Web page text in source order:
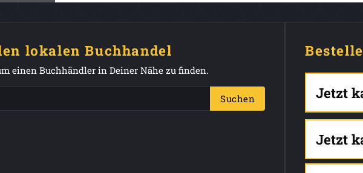
lokalen Buchhandel
einen Buchhändler in Deiner Nähe zu finden.
Suchen Jetzt
Jetzt